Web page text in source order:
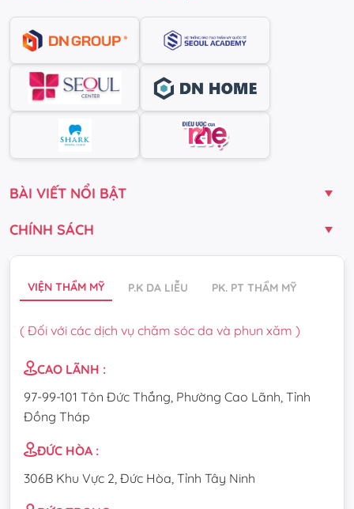
BÀI VIẾT NỔI BẬT
CHÍNH SÁCH
VIỆN THẨM MỸ P.K DA LIỄU PK. PT THẨM MỸ
( Đối với các dịch vụ chăm sóc da và phun xăm )
CAO LÃNH :
97-99-101 Tôn Đức Thắng, Phường Cao Lãnh, Tỉnh
Đồng Tháp
ĐỨC HÒA :
306B Khu Vực 2, Đức Hòa, Tỉnh Tây Ninh